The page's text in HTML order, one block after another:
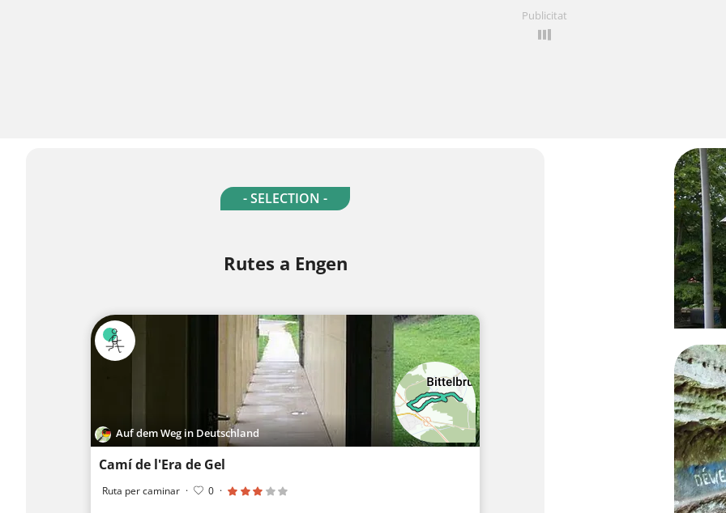
Publicitat
- SELECTION -
Rutes a Engen
Auf dem Weg in Deutschland
Camí de l'Era de Gel
Ruta per caminar · 0 ·